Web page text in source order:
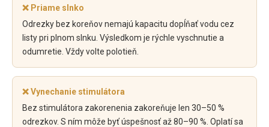
❌ Priame slnko
Odrezky bez koreňov nemajú kapacitu dopĺňať vodu cez
listy pri plnom slnku. Výsledkom je rýchle vyschnutie a
odumretie. Vždy volte polotieň.
❌ Vynechanie stimulátora
Bez stimulátora zakorenenia zakoreňuje len 30–50 %
odrezkov. S ním môže byť úspešnosť až 80–90 %. Oplatí sa